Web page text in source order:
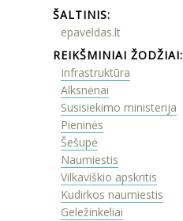
ŠALTINIS:
epaveldas.lt
REIKŠMINIAI ŽODŽIAI:
Infrastruktūra
Alksnėnai
Susisiekimo ministerija
Pieninės
Šešupė
Naumiestis
Vilkaviškio apskritis
Kudirkos naumiestis
Geležinkeliai